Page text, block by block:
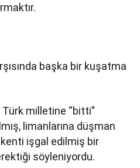
başka bir kuşatma
Türk milletine “bitti”
limanlarına düşman
işgal edilmiş bir
söyleniyordu.